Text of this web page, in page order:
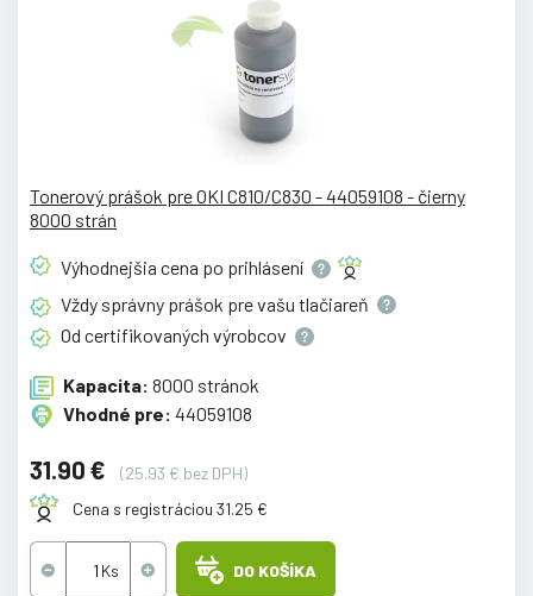
Tonerový prášok pre OKI C810/C830 - 44059108 - čierny
8000 strán
Výhodnejšia cena po prihlásení
Vždy správny prášok pre vašu tlačiareň
Od certifikovaných výrobcov
Kapacita: 8000 stránok
Vhodné pre: 44059108
31.90 €
(25.93 € bez DPH)
Cena s registráciou 31.25 €
DO KOŠÍKA